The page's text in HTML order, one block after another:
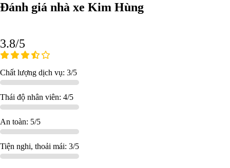
Đánh giá nhà xe Kim Hùng
3.8/5
Chất lượng dịch vụ: 3/5
Thái độ nhân viên: 4/5
An toàn: 5/5
Tiện nghi, thoải mái: 3/5